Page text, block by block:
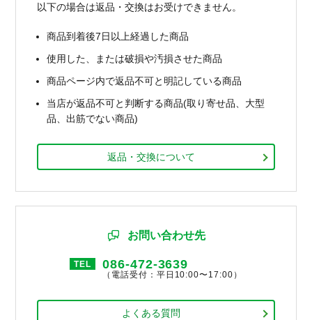
以下の場合は返品・交換はお受けできません。
商品到着後7日以上経過した商品
使用した、または破損や汚損させた商品
商品ページ内で返品不可と明記している商品
当店が返品不可と判断する商品(取り寄せ品、大型
品、出筋でない商品)
返品・交換について
お問い合わせ先
TEL 086-472-3639
（電話受付：平日10:00〜17:00）
よくある質問